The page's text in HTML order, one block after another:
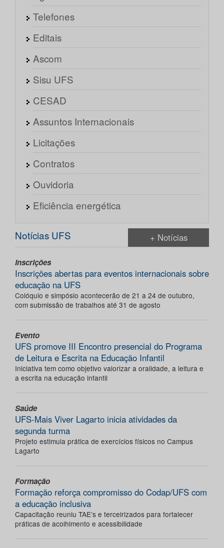
Telefones
Editais
Ascom
Sisu UFS
CESAD
Assuntos Internacionais
Licitações
Contratos
Ouvidoria
Eficiência energética
Notícias UFS + Notícias
Inscrições
Inscrições abertas para eventos internacionais sobre
educação na UFS
Colóquio e simpósio acontecerão de 21 a 24 de outubro,
com submissão de trabalhos até 31 de agosto
Evento
UFS promove III Encontro presencial do Programa
de Leitura e Escrita na Educação Infantil
Iniciativa tem como objetivo valorizar a oralidade, a leitura e
a escrita na educação infantil
Saúde
UFS-Mais Viver Lagarto inicia atividades da
segunda turma
Projeto estimula prática de exercícios físicos no Campus
Lagarto
Formação
Formação reforça compromisso do Codap/UFS com
a educação inclusiva
Capacitação reuniu TAE’s e terceirizados para fortalecer
práticas de acolhimento e acessibilidade